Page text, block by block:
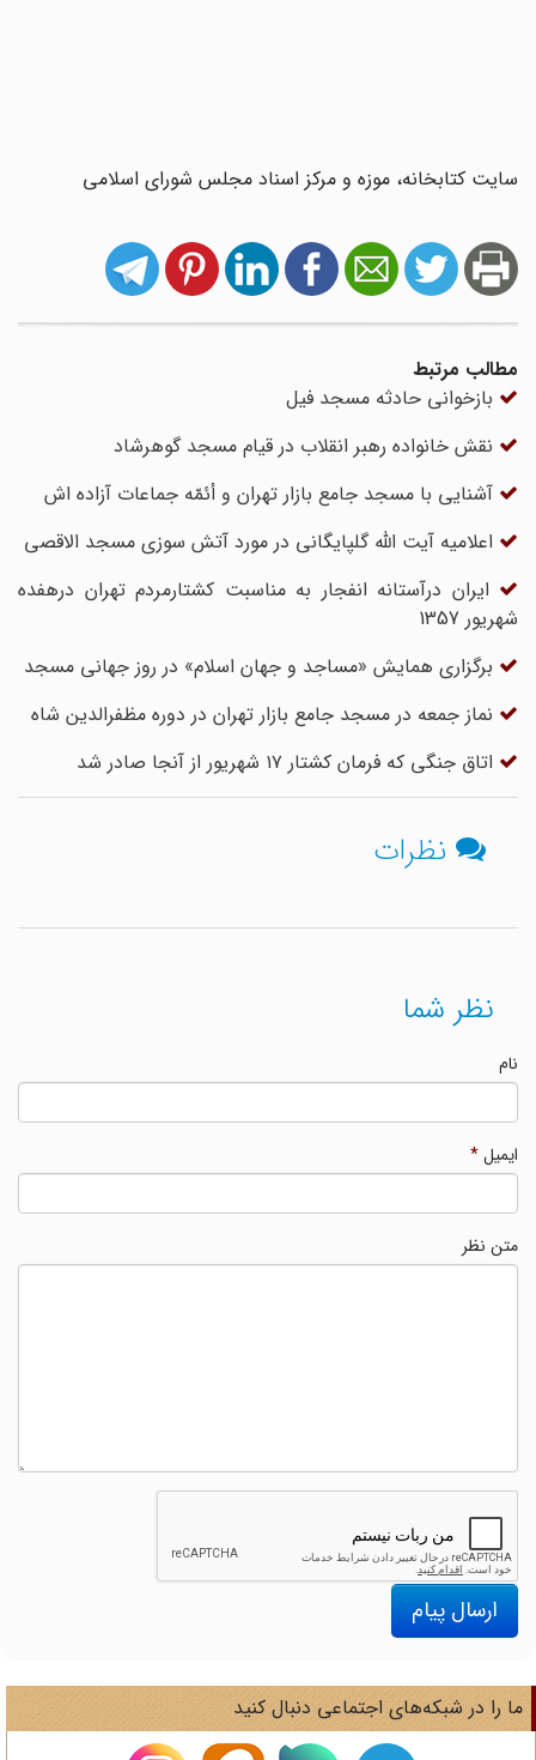
سایت کتابخانه، موزه و مرکز اسناد مجلس شورای اسلامی
مطالب مرتبط
بازخوانی حادثه مسجد فیل
نقش خانواده رهبر انقلاب در قیام مسجد گوهرشاد
آشنایی با مسجد جامع بازار تهران و أئمّه جماعات آزاده اش
اعلامیه آیت الله گلپایگانی در مورد آتش سوزی مسجد الاقصی
ایران درآستانه انفجار به مناسبت کشتارمردم تهران درهفده
شهریور 1357
برگزاری همایش «مساجد و جهان اسلام» در روز جهانی مسجد
نماز جمعه در مسجد جامع بازار تهران در دوره مظفرالدین شاه
اتاق جنگی که فرمان کشتار ۱۷ شهریور از آنجا صادر شد
نظرات
نظر شما
ایمیل*
متن نظر
ارسال پیام
را در شبکه‌های اجتماعی دنبال کنید